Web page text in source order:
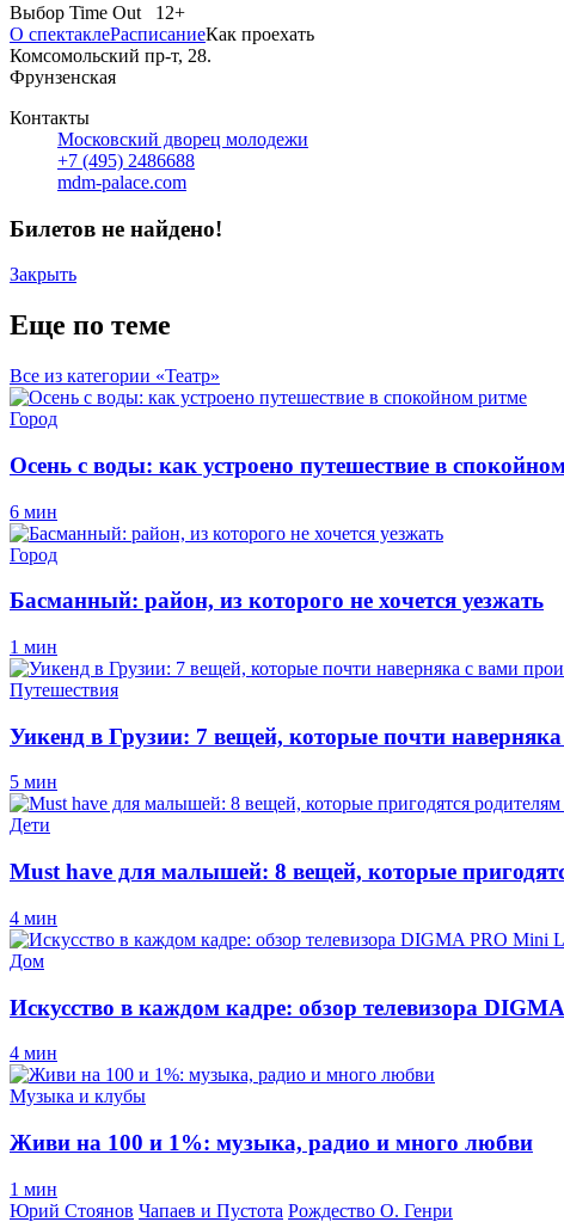
Выбор Time Out 12+
О спектаклеРасписаниеКак проехать
Комсомольский пр-т, 28.
Фрунзенская
Контакты
Московский дворец молодежи
+7 (495) 2486688
mdm-palace.com
Билетов не найдено!
Закрыть
Еще по теме
Все из категории «Театр»
Город
Осень с воды: как устроено путешествие в
6 мин
Город
Басманный: район, из которого не хочется уезжать
1 мин
Путешествия
Уикенд в Грузии: 7 вещей, которые почти
5 мин
Дети
Must have для малышей: 8 вещей, которые
4 мин
Дом
Искусство в каждом кадре: обзор телевизора
4 мин
Музыка и клубы
Живи на 100 и 1%: музыка, радио и много любви
1 мин
Юрий Стоянов Чапаев и Пустота Рождество О. Генри